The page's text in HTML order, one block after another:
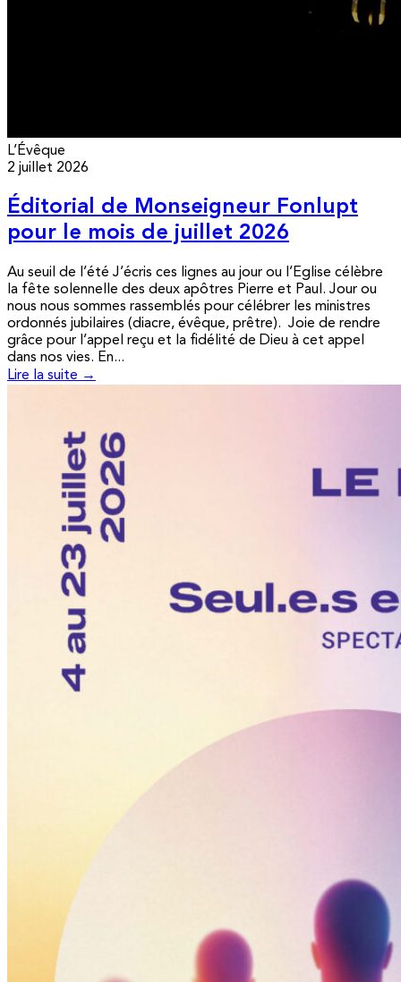
L’Évêque
2 juillet 2026
Éditorial de Monseigneur Fonlupt
pour le mois de juillet 2026
Au seuil de l’été J’écris ces lignes au jour ou l’Eglise célèbre
la fête solennelle des deux apôtres Pierre et Paul. Jour ou
nous nous sommes rassemblés pour célébrer les ministres
ordonnés jubilaires (diacre, évêque, prêtre). Joie de rendre
grâce pour l’appel reçu et la fidélité de Dieu à cet appel
dans nos vies. En...
Lire la suite →